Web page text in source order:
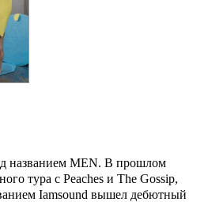
названием MEN. В прошлом
тура с Peaches и The Gossip,
Iamsound вышел дебютный